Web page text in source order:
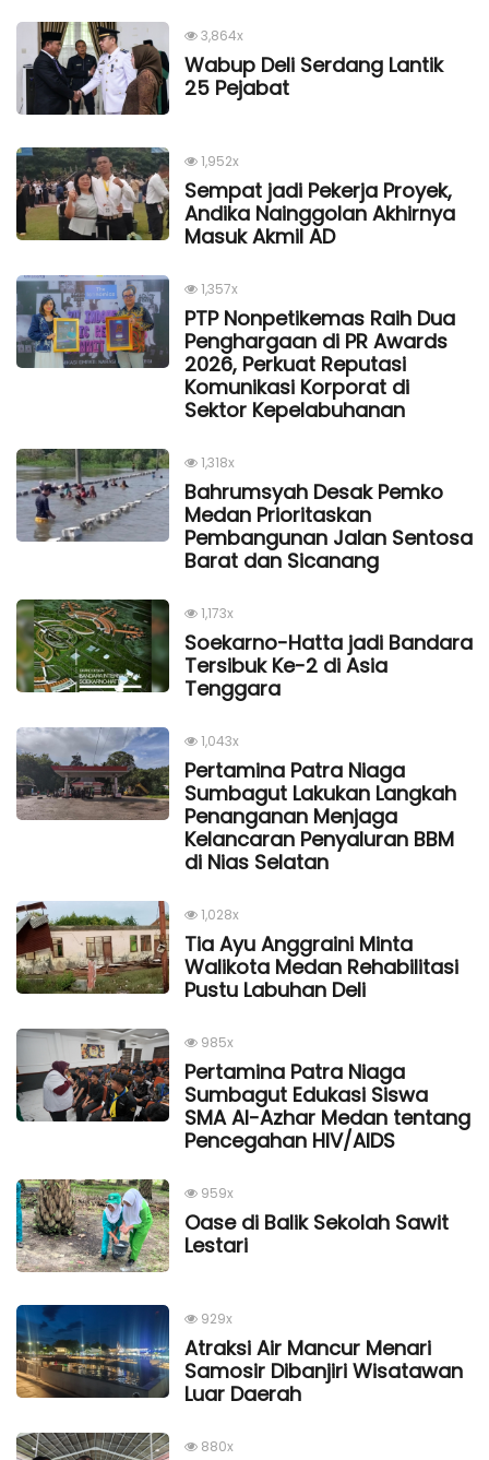
3,864x
Wabup Deli Serdang Lantik
25 Pejabat
1,952x
Sempat jadi Pekerja Proyek,
Andika Nainggolan Akhirnya
Masuk Akmil AD
1,357x
PTP Nonpetikemas Raih Dua
Penghargaan di PR Awards
2026, Perkuat Reputasi
Komunikasi Korporat di
Sektor Kepelabuhanan
1,318x
Bahrumsyah Desak Pemko
Medan Prioritaskan
Pembangunan Jalan Sentosa
Barat dan Sicanang
1,173x
Soekarno-Hatta jadi Bandara
Tersibuk Ke-2 di Asia
Tenggara
1,043x
Pertamina Patra Niaga
Sumbagut Lakukan Langkah
Penanganan Menjaga
Kelancaran Penyaluran BBM
di Nias Selatan
1,028x
Tia Ayu Anggraini Minta
Walikota Medan Rehabilitasi
Pustu Labuhan Deli
985x
Pertamina Patra Niaga
Sumbagut Edukasi Siswa
SMA Al-Azhar Medan tentang
Pencegahan HIV/AIDS
959x
Oase di Balik Sekolah Sawit
Lestari
929x
Atraksi Air Mancur Menari
Samosir Dibanjiri Wisatawan
Luar Daerah
880x